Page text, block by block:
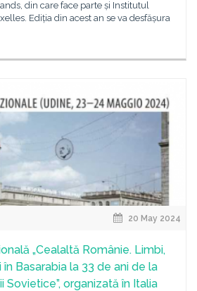
din care face parte și Institutul
Ediția din acest an se va desfășura
20 May 2024
„Cealaltă Românie. Limbi,
Basarabia la 33 de ani de la
Sovietice”, organizată în Italia